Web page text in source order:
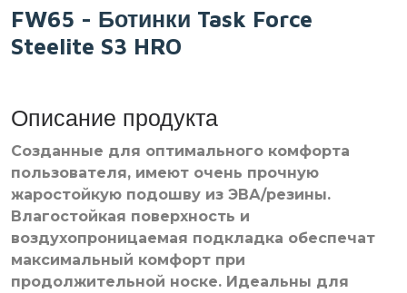
FW65 - Ботинки Task Force
Steelite S3 HRO
Описание продукта
Созданные для оптимального комфорта
пользователя, имеют очень прочную
жаростойкую подошву из ЭВА/резины.
Влагостойкая поверхность и
воздухопроницаемая подкладка обеспечат
максимальный комфорт при
продолжительной носке. Идеальны для